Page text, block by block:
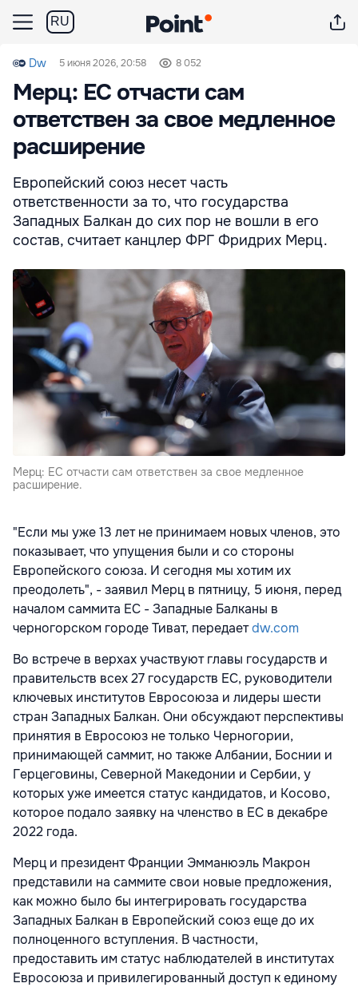
RU
Dw 5 июня 2026, 20:58 8 052
Мерц: ЕС отчасти сам
ответствен за свое медленное
расширение
Европейский союз несет часть
ответственности за то, что государства
Западных Балкан до сих пор не вошли в его
состав, считает канцлер ФРГ Фридрих Мерц.
Мерц: ЕС отчасти сам ответствен за свое медленное
расширение.
"Если мы уже 13 лет не принимаем новых членов, это
показывает, что упущения были и со стороны
Европейского союза. И сегодня мы хотим их
преодолеть", - заявил Мерц в пятницу, 5 июня, перед
началом саммита ЕС - Западные Балканы в
черногорском городе Тиват, передаетdw.com
Во встрече в верхах участвуют главы государств и
правительств всех 27 государств ЕС, руководители
ключевых институтов Евросоюза и лидеры шести
стран Западных Балкан. Они обсуждают перспективы
принятия в Евросоюз не только Черногории,
принимающей саммит, но также Албании, Боснии и
Герцеговины, Северной Македонии и Сербии, у
которых уже имеется статус кандидатов, и Косово,
которое подало заявку на членство в ЕС в декабре
2022 года.
Мерц и президент Франции Эмманюэль Макрон
представили на саммите свои новые предложения,
как можно было бы интегрировать государства
Западных Балкан в Европейский союз еще до их
полноценного вступления. В частности,
предоставить им статус наблюдателей в институтах
Евросоюза и привилегированный доступ к единому